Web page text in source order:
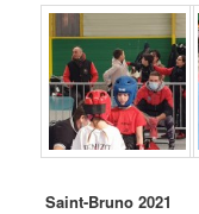
Saint-Bruno 2021